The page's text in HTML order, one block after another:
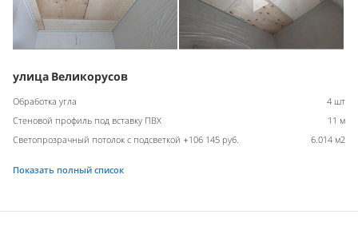
улица Великорусов
Обработка угла
4 шт
Стеновой профиль под вставку ПВХ
11 м
Светопрозрачный потолок с подсветкой +106 145 руб.
6.014 м2
Показать полный список